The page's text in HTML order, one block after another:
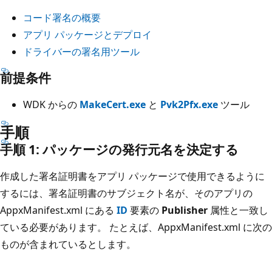
コード署名の概要
アプリ パッケージとデプロイ
ドライバーの署名用ツール
前提条件
WDK からの MakeCert.exe と Pvk2Pfx.exe ツール
手順
手順 1: パッケージの発行元名を決定する
作成した署名証明書をアプリ パッケージで使用できるように
するには、署名証明書のサブジェクト名が、そのアプリの
AppxManifest.xml にある ID 要素の Publisher 属性と一致し
ている必要があります。 たとえば、AppxManifest.xml に次の
ものが含まれているとします。